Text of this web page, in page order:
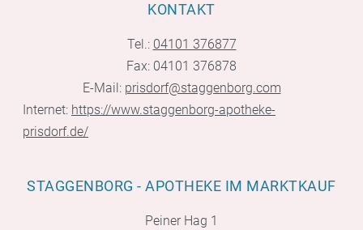
KONTAKT
Tel.: 04101 376877
Fax: 04101 376878
E-Mail: prisdorf@staggenborg.com
Internet: https://www.staggenborg-apotheke-
prisdorf.de/
STAGGENBORG - APOTHEKE IM MARKTKAUF
Peiner Hag 1